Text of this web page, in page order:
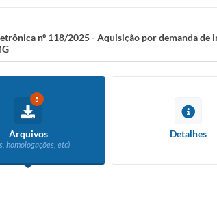
nº 118/2025 - Aquisição por demanda
5
Arquivos
homologações, etc)
Detalhes